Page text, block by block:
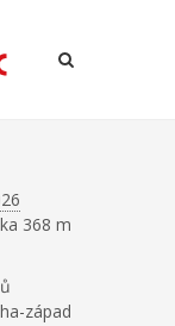
368 m
západ